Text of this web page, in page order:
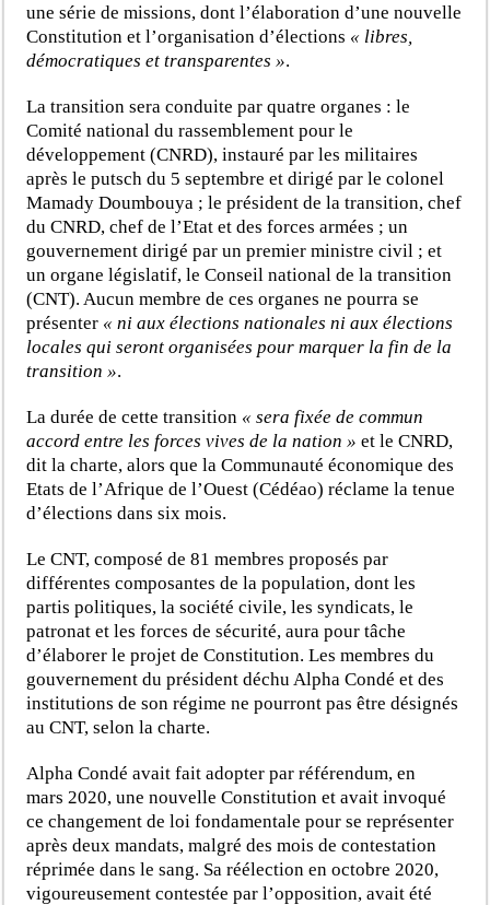
une série de missions, dont l’élaboration d’une nouvelle
Constitution et l’organisation d’élections « libres,
démocratiques et transparentes ».
La transition sera conduite par quatre organes : le
Comité national du rassemblement pour le
développement (CNRD), instauré par les militaires
après le putsch du 5 septembre et dirigé par le colonel
Mamady Doumbouya ; le président de la transition, chef
du CNRD, chef de l’Etat et des forces armées ; un
gouvernement dirigé par un premier ministre civil ; et
un organe législatif, le Conseil national de la transition
(CNT). Aucun membre de ces organes ne pourra se
présenter « ni aux élections nationales ni aux élections
locales qui seront organisées pour marquer la fin de la
transition ».
La durée de cette transition « sera fixée de commun
accord entre les forces vives de la nation » et le CNRD,
dit la charte, alors que la Communauté économique des
Etats de l’Afrique de l’Ouest (Cédéao) réclame la tenue
d’élections dans six mois.
Le CNT, composé de 81 membres proposés par
différentes composantes de la population, dont les
partis politiques, la société civile, les syndicats, le
patronat et les forces de sécurité, aura pour tâche
d’élaborer le projet de Constitution. Les membres du
gouvernement du président déchu Alpha Condé et des
institutions de son régime ne pourront pas être désignés
au CNT, selon la charte.
Alpha Condé avait fait adopter par référendum, en
mars 2020, une nouvelle Constitution et avait invoqué
ce changement de loi fondamentale pour se représenter
après deux mandats, malgré des mois de contestation
réprimée dans le sang. Sa réélection en octobre 2020,
vigoureusement contestée par l’opposition, avait été